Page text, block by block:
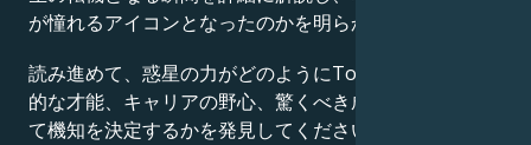
が憧れるアイコンとなったのかを明らかにします。
読み進めて、惑星の力がどのようにTom Hanksの創造
的な才能、キャリアの野心、驚くべき成果、知恵、そし
て機知を決定するかを発見してください。